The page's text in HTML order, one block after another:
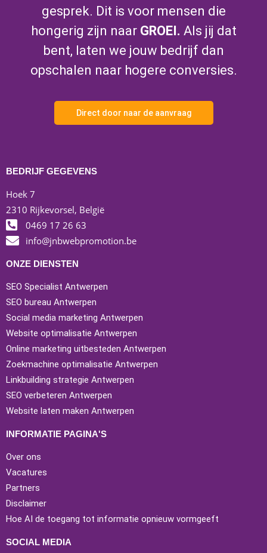
gesprek. Dit is voor mensen die
hongerig zijn naar GROEI. Als jij dat
bent, laten we jouw bedrijf dan
opschalen naar hogere conversies.
Direct door naar de aanvraag
BEDRIJF GEGEVENS
Hoek 7
2310 Rijkevorsel, België
0469 17 26 63
info@jnbwebpromotion.be
ONZE DIENSTEN
SEO Specialist Antwerpen
SEO bureau Antwerpen
Social media marketing Antwerpen
Website optimalisatie Antwerpen
Online marketing uitbesteden Antwerpen
Zoekmachine optimalisatie Antwerpen
Linkbuilding strategie Antwerpen
SEO verbeteren Antwerpen
Website laten maken Antwerpen
INFORMATIE PAGINA'S
Over ons
Vacatures
Partners
Disclaimer
Hoe AI de toegang tot informatie opnieuw vormgeeft
SOCIAL MEDIA